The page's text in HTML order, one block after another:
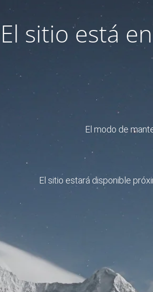
El sitio está
El modo de
El sitio estará disponible